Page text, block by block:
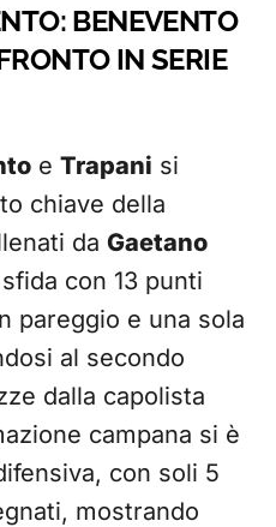
BENEVENTO
IN SERIE
e Trapani si
chiave della
da Gaetano
con 13 punti
pareggio e una sola
al secondo
dalla capolista
campana si è
con soli 5
mostrando